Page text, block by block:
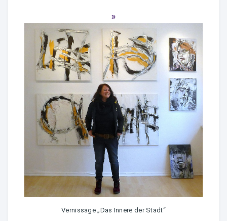
Vernissage „Das Innere der Stadt“